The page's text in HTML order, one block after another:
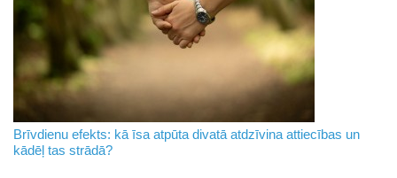
Brīvdienu efekts: kā īsa atpūta divatā atdzīvina attiecības un
kādēļ tas strādā?